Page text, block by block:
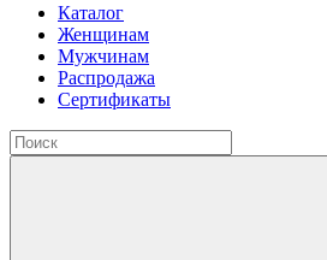
Каталог
Женщинам
Мужчинам
Распродажа
Сертификаты